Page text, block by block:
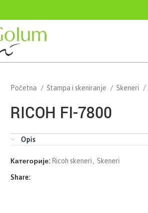
Početna Štampa i skeniranje Skeneri
RICOH FI-7800
Opis
Категорије: Ricoh skeneri , Skeneri
Share: